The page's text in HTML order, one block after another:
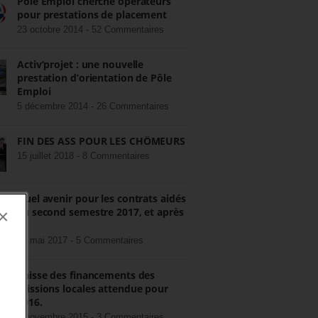
pour prestations de placement
23 octobre 2014 - 52 Commentaires
Activ’projet : une nouvelle
prestation d’orientation de Pôle
Emploi
5 décembre 2014 - 26 Commentaires
FIN DES ASS POUR LES CHÔMEURS
15 juillet 2018 - 8 Commentaires
Quel avenir pour les contrats aidés
au second semestre 2017, et après
22 mai 2017 - 5 Commentaires
Baisse des financements des
missions locales attendue pour
2016.